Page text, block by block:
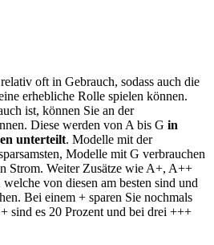
oft in Gebrauch, sodass auch die
erhebliche Rolle spielen können.
ist, können Sie an der
Diese werden von A bis G in
unterteilt. Modelle mit der
Modelle mit G verbrauchen
Strom. Weiter Zusätze wie A+, A++
von diesen am besten sind und
Bei einem + sparen Sie nochmals
sind es 20 Prozent und bei drei +++